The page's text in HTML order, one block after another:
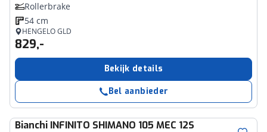
Rollerbrake
54 cm
HENGELO GLD
829,-
Bekijk details
Bel aanbieder
Bianchi INFINITO SHIMANO 105 MEC 12S